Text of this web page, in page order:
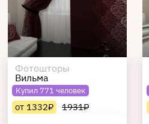
Фотошторы
Вильма
Купил 771 человек
от 1332₽ 1931₽